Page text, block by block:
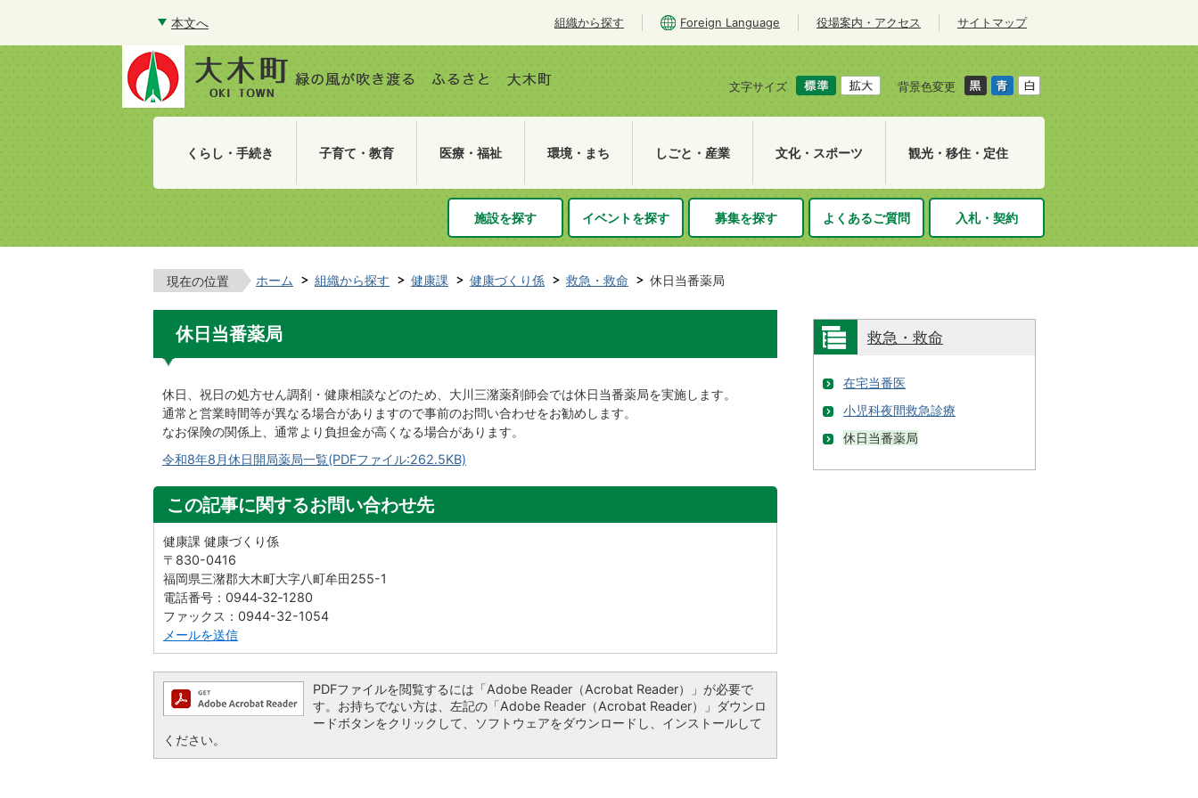
本文へ 組織から探す Foreign Language 役場案内・アクセス サイトマップ
文字サイズ 背景色変更
くらし・手続き 子育て・教育 医療・福祉 環境・まち しごと・産業 文化・スポーツ 観光・移住・定住
施設を探す イベントを探す 募集を探す よくあるご質問 入札・契約
現在の位置 ホーム 組織から探す 健康課 健康づくり係 救急・救命 休日当番薬局
休日当番薬局
休日、祝日の処方せん調剤・健康相談などのため、大川三潴薬剤師会では休日当番薬局を実施します。
通常と営業時間等が異なる場合がありますので事前のお問い合わせをお勧めします。
なお保険の関係上、通常より負担金が高くなる場合があります。
令和8年8月休日開局薬局一覧(PDFファイル:262.5KB)
この記事に関するお問い合わせ先
健康課 健康づくり係
〒830-0416
福岡県三潴郡大木町大字八町牟田255-1
電話番号：0944‐32‐1280
ファックス：0944-32-1054
メールを送信
PDFファイルを閲覧するには「Adobe Reader（Acrobat Reader）」が必要で
す。お持ちでない方は、左記の「Adobe Reader（Acrobat Reader）」ダウンロ
ードボタンをクリックして、ソフトウェアをダウンロードし、インストールして
ください。
救急・救命
在宅当番医
小児科夜間救急診療
休日当番薬局